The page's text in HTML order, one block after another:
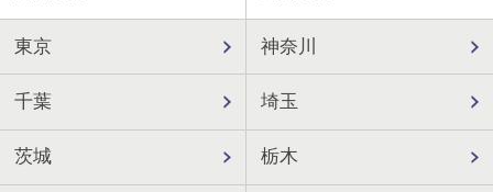
東京 神奈川
千葉 埼玉
茨城 栃木